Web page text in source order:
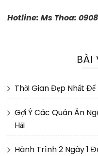
Hotline: Ms Thoa:
BÀI
Thời Gian Đẹp Nhất Để
Gợi Ý Các Quán Ăn
Hải
Hành Trình 2 Ngày 1